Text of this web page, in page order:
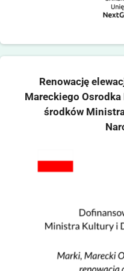
Renowację
Mareckiego
środków